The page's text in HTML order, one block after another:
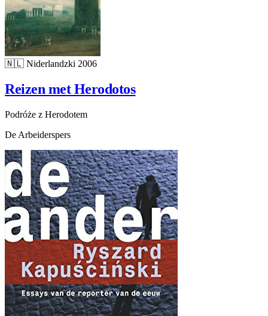
🇳🇱 Niderlandzki 2006
Reizen met Herodotos
Podróże z Herodotem
De Arbeiderspers